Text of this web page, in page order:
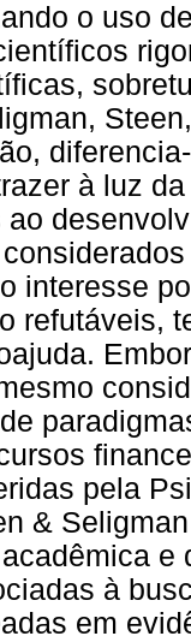
o uso
à luz
interesse
refutáveis,
pela
&
e
à
em